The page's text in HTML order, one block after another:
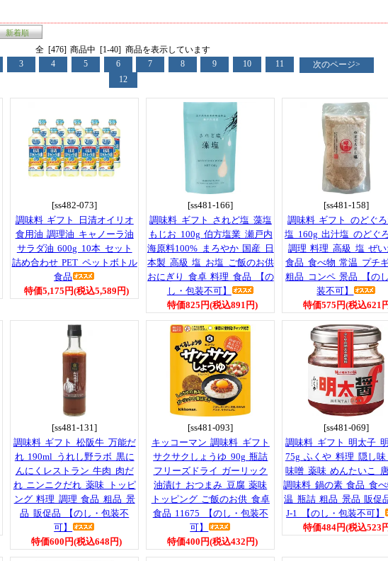
新着順
全 [476] 商品中 [1-40] 商品を表示しています
3 4 5 6 7 8 9 10
11
12
次のページ>
[ss482-073]
調味料 ギフト 日清オイリオ
食用油 調理油 キャノーラ油
サラダ油 600g 10本 セット
詰め合わせ PET ペットボトル
食品
特価5,175円(税込5,589円)
[ss481-166]
調味料 ギフト されど塩 藻塩
もじお 100g 伯方塩業 瀬戸内
海原料100% まろやか 国産 日
本製 高級 塩 お塩 ご飯のお供
おにぎり 食卓 料理 食品 【の
し・包装不可】
特価825円(税込891円)
[ss481-158]
調味料 ギフト のどぐろ
塩 160g 出汁塩 のどぐ
調理 料理 高級 塩 ぜい
食品 食べ物 常温 プチ
粗品 コンペ 景品 【の
装不可】
特価575円(税込621
[ss481-131]
調味料 ギフト 松阪牛 万能だ
れ 190ml うれし野ラボ 黒に
んにくレストラン 牛肉 肉だ
れ ニンニクだれ 薬味 トッピ
ング 料理 調理 食品 粗品 景
品 販促品 【のし・包装不
可】
特価600円(税込648円)
[ss481-093]
キッコーマン 調味料 ギフト
サクサクしょうゆ 90g 瓶詰
フリーズドライ ガーリック
油漬け おつまみ 豆腐 薬味
トッピング ご飯のお供 食卓
食品 11675 【のし・包装不
可】
特価400円(税込432円)
[ss481-069]
調味料 ギフト 明太子
75g ふくや 料理 隠し味
味噌 薬味 めんたいこ
調味料 鍋の素 食品 食
温 瓶詰 粗品 景品 販促
J-1 【のし・包装不可】
特価484円(税込523